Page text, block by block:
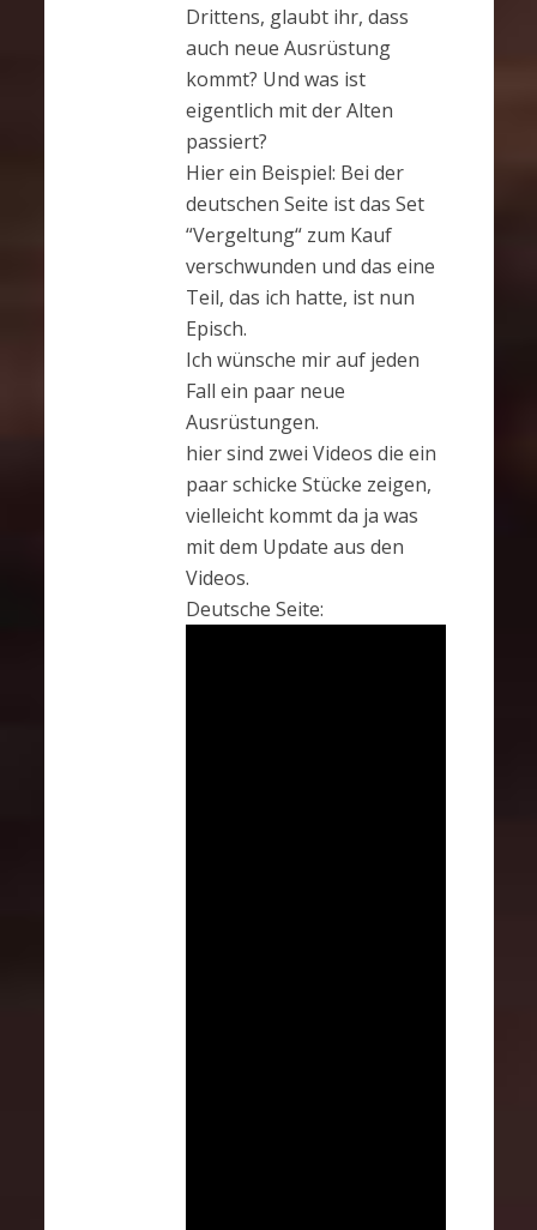
Drittens, glaubt ihr, dass
auch neue Ausrüstung
kommt? Und was ist
eigentlich mit der Alten
passiert?
Hier ein Beispiel: Bei der
deutschen Seite ist das Set
“Vergeltung“zum Kauf
verschwunden und das eine
Teil, das ich hatte, ist nun
Episch.
Ich wünsche mir auf jeden
Fall ein paar neue
Ausrüstungen.
hier sind zwei Videos die ein
paar schicke Stücke zeigen,
vielleicht kommt da ja was
mit dem Update aus den
Videos.
Deutsche Seite: